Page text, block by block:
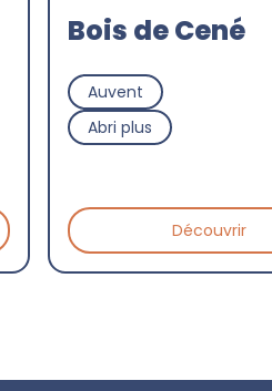
Bois de Cené
Auvent
Abri plus
Découvrir